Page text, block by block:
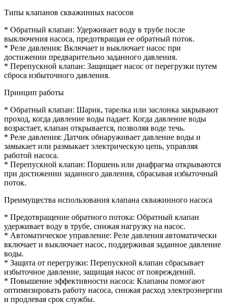
Типы клапанов скважинных насосов
* Обратный клапан: Удерживает воду в трубе после
выключения насоса, предотвращая ее обратный поток.
* Реле давления: Включает и выключает насос при
достижении предварительно заданного давления.
* Перепускной клапан: Защищает насос от перегрузки путем
сброса избыточного давления.
Принцип работы
* Обратный клапан: Шарик, тарелка или заслонка закрывают
проход, когда давление воды падает. Когда давление воды
возрастает, клапан открывается, позволяя воде течь.
* Реле давления: Датчик обнаруживает давление воды и
замыкает или размыкает электрическую цепь, управляя
работой насоса.
* Перепускной клапан: Поршень или диафрагма открываются
при достижении заданного давления, сбрасывая избыточный
поток.
Преимущества использования клапана скважинного насоса
* Предотвращение обратного потока: Обратный клапан
удерживает воду в трубе, снижая нагрузку на насос.
* Автоматическое управление: Реле давления автоматически
включает и выключает насос, поддерживая заданное давление
воды.
* Защита от перегрузки: Перепускной клапан сбрасывает
избыточное давление, защищая насос от повреждений.
* Повышение эффективности насоса: Клапаны помогают
оптимизировать работу насоса, снижая расход электроэнергии
и продлевая срок службы.